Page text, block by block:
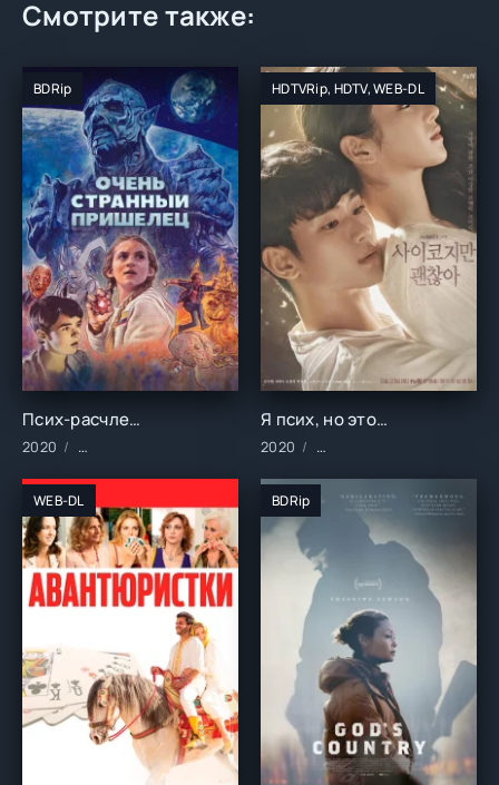
Смотрите также:
BDRip
Псих-расчленитель (2020)
2020 Фильмы/2020 год/Зарубежные/Комедии/Ужасы/Фантастика
HDTVRip, HDTV, WEB-DL
Я псих, но это нормально (2020)
2020 Сериалы/2020 год/
WEB-DL BDRip